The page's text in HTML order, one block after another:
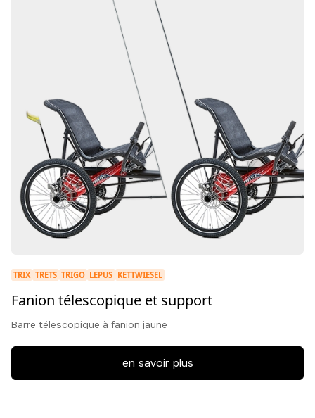
TRIX TRETS TRIGO LEPUS KETTWIESEL
Fanion télescopique et support
Barre télescopique à fanion jaune
en savoir plus